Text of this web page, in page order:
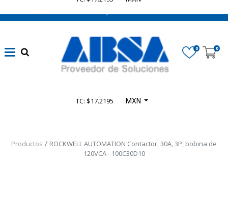
0 0
TC: $17.2195 MXN
Productos
ROCKWELL AUTOMATION Contactor, 30A, 3P, bobina de
120VCA - 100C30D10